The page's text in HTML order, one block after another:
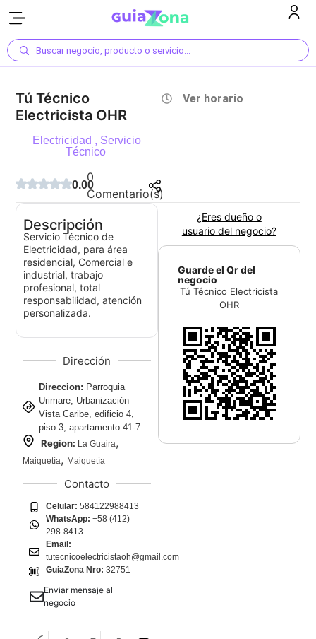
Buscar negocio, producto o servicio...
Tú Técnico
Electricista OHR
Electricidad , Servicio
Técnico
0.00
0
Comentario(s)
Ver horario
¿Eres dueño o
usuario del negocio?
Guarde el Qr del
negocio
Tú Técnico Electricista
OHR
Descripción
Servicio Técnico de
Electricidad, para área
residencial, Comercial e
industrial, trabajo
profesional, total
responsabilidad, atención
personalizada.
Dirección
Direccion: Parroquia
Urimare, Urbanización
Vista Caribe, edificio 4,
piso 3, apartamento 41-7.
Region: La Guaira,
Maiquetía, Maiquetía
Contacto
Celular:584122988413
WhatsApp:+58 (412)
298-8413
Email:
tutecnicoelectricistaoh@gmail.com
GuiaZona Nro:32751
Enviar mensaje al
negocio